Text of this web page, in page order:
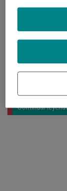
próstata en
19:30 horas,
avances en
cirugía
experiencia
robótica.
Continuar